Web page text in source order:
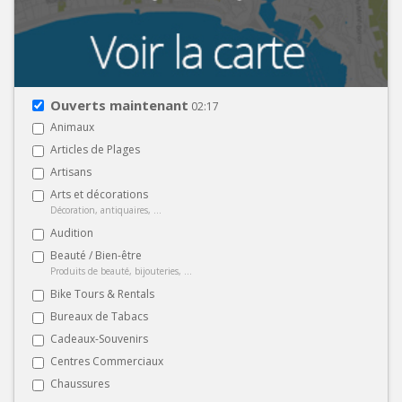
Ouverts maintenant 02:17
Animaux
Articles de Plages
Artisans
Arts et décorations
Décoration, antiquaires, ...
Audition
Beauté / Bien-être
Produits de beauté, bijouteries, ...
Bike Tours & Rentals
Bureaux de Tabacs
Cadeaux-Souvenirs
Centres Commerciaux
Chaussures